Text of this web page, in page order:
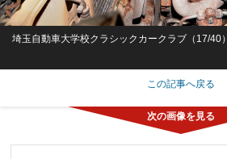
埼玉自動車大学校クラシックカークラブ（17/40）
この記事へ戻る